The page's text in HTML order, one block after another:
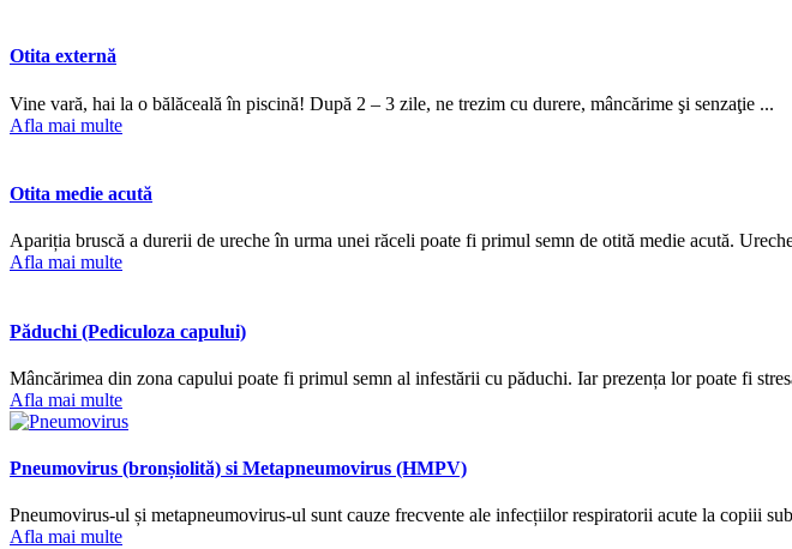
Otita externă
Vine vară, hai la o bălăceală în piscină! După 2 – 3 zile, ne trezim cu durere, mâncărime şi senzaţie ...
Afla mai multe
Otita medie acută
Apariția bruscă a durerii de ureche în urma unei răceli poate fi primul semn de otită medie acută.
Afla mai multe
Păduchi (Pediculoza capului)
Mâncărimea din zona capului poate fi primul semn al infestării cu păduchi. Iar prezența lor poate fi
Afla mai multe
Pneumovirus (bronșiolită) si Metapneumovirus (HMPV)
Pneumovirus-ul și metapneumovirus-ul sunt cauze frecvente ale infecțiilor respiratorii acute la copiii
Afla mai multe